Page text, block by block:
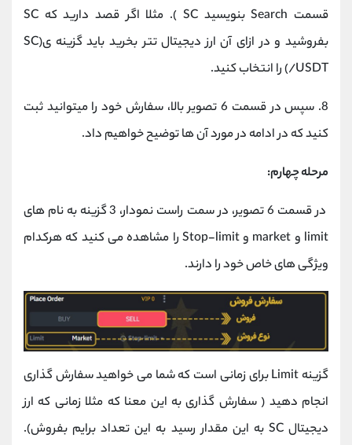
قسمت Search بنویسید SC ). مثلا اگر قصد دارید که SC
بفروشید و در ازای آن ارز دیجیتال تتر بخرید باید گزینه ی(SC
/USDT) را انتخاب کنید.
8.
سپس در قسمت 6 تصویر بالا، سفارش خود را میتوانید ثبت
کنید که در ادامه در مورد آن ها توضیح خواهیم داد.
مرحله چهارم:
در قسمت 6 تصویر، در سمت راست نمودار، 3 گزینه به نام های
limit و market و Stop-limit را مشاهده می کنید که هرکدام
ویژگی های خاص خود را دارند.
گزینه Limit برای زمانی است که شما می خواهید سفارش گذاری
انجام دهید ( سفارش گذاری به این معنا که مثلا زمانی که ارز
دیجیتال SC به این مقدار رسید به این تعداد برایم بفروش).